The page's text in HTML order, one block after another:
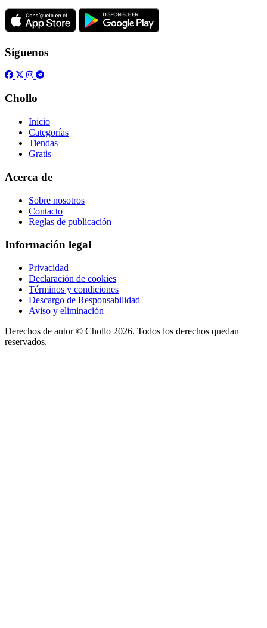
Síguenos
Chollo
Inicio
Categorías
Tiendas
Gratis
Acerca de
Sobre nosotros
Contacto
Reglas de publicación
Información legal
Privacidad
Declaración de cookies
Términos y condiciones
Descargo de Responsabilidad
Aviso y eliminación
Derechos de autor © Chollo 2026. Todos los derechos quedan
reservados.